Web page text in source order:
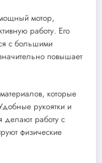
мотор,
работу. Его
с большими
повышает
которые
рукоятки и
делают работу с
физические